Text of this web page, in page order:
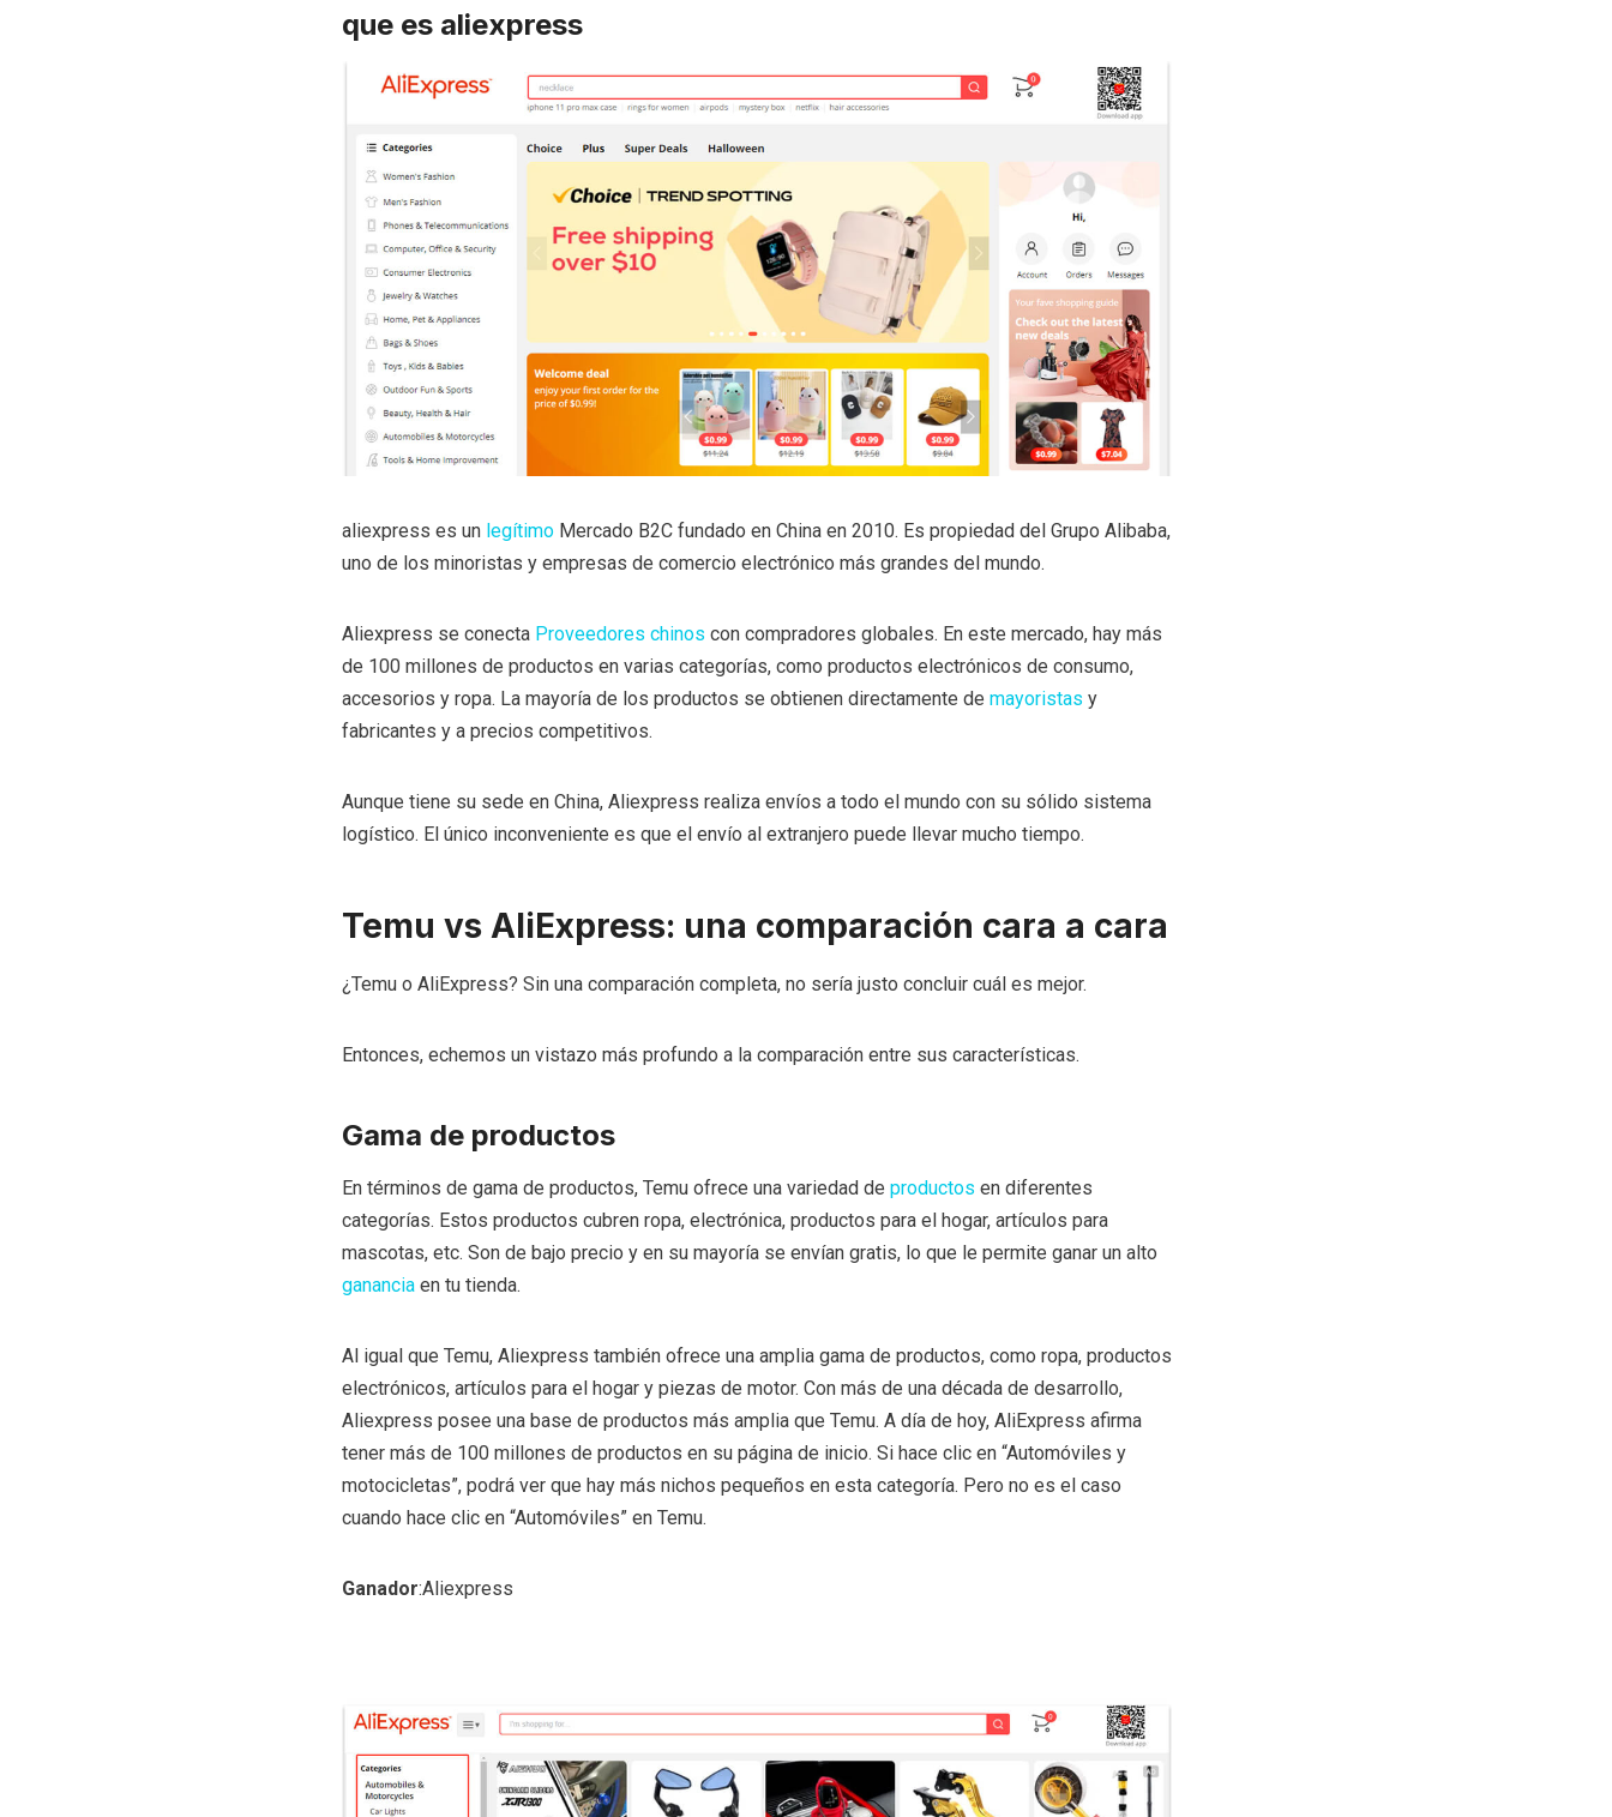
que es aliexpress
aliexpress es unlegítimoMercado B2C fundado en China en 2010. Es propiedad del Grupo Alibaba,
uno de los minoristas y empresas de comercio electrónico más grandes del mundo.
Aliexpress se conecta Proveedores chinos con compradores globales. En este mercado, hay más
de 100 millones de productos en varias categorías, como productos electrónicos de consumo,
accesorios y ropa. La mayoría de los productos se obtienen directamente de mayoristas y
fabricantes y a precios competitivos.
Aunque tiene su sede en China, Aliexpress realiza envíos a todo el mundo con su sólido sistema
logístico. El único inconveniente es que el envío al extranjero puede llevar mucho tiempo.
Temu vs AliExpress: una comparación cara a cara
¿Temu o AliExpress? Sin una comparación completa, no sería justo concluir cuál es mejor.
Entonces, echemos un vistazo más profundo a la comparación entre sus características.
Gama de productos
En términos de gama de productos, Temu ofrece una variedad de productos en diferentes
categorías. Estos productos cubren ropa, electrónica, productos para el hogar, artículos para
mascotas, etc. Son de bajo precio y en su mayoría se envían gratis, lo que le permite ganar un alto
gananciaen tu tienda.
Al igual que Temu, Aliexpress también ofrece una amplia gama de productos, como ropa, productos
electrónicos, artículos para el hogar y piezas de motor. Con más de una década de desarrollo,
Aliexpress posee una base de productos más amplia que Temu. A día de hoy, AliExpress afirma
tener más de 100 millones de productos en su página de inicio. Si hace clic en “Automóviles y
motocicletas”, podrá ver que hay más nichos pequeños en esta categoría. Pero no es el caso
cuando hace clic en “Automóviles” en Temu.
Ganador:Aliexpress